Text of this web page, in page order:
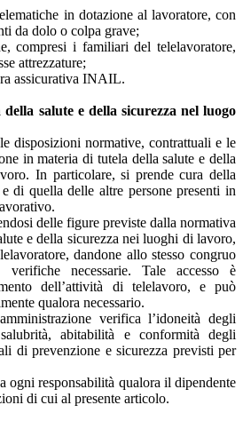
in dotazione al lavoratore, con
da dolo o colpa grave;
compresi i familiari del telelavoratore,
attrezzature;
assicurativa INAIL.
salute e della sicurezza nel luogo
disposizioni normative, contrattuali e le
in materia di tutela della salute e della
In particolare, si prende cura della
di quella delle altre persone presenti in
delle figure previste dalla normativa
e della sicurezza nei luoghi di lavoro,
dandone allo stesso congruo
necessarie. Tale accesso è
dell’attività di telelavoro, e può
qualora necessario.
verifica l’idoneità degli
abitabilità e conformità degli
di prevenzione e sicurezza previsti per
ogni responsabilità qualora il dipendente
di cui al presente articolo.